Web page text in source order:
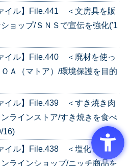
イル】File.441 ＜文房具を販
ョップ/ＳＮＳで宣伝を強化('1
イル】File.440 ＜廃材を使っ
Ａ（マトア）/環境保護を目的
イル】File.439 ＜すき焼き肉
ラインストア/すき焼きを食べ
16)
イル】File.438 ＜塩化ビニー
ラインショップ/ニッチ商品を